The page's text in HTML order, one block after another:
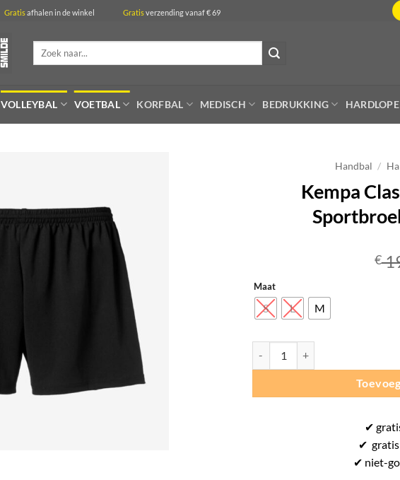
Gratis afhalen in de winkel Gratis verzending vanaf € 69
Zoeken
VOLLEYBAL VOETBAL KORFBAL MEDISCH BEDRUKKING
Handbal /
Kempa
€
Maat
S L M
✔
✔ gratis
✔ niet-